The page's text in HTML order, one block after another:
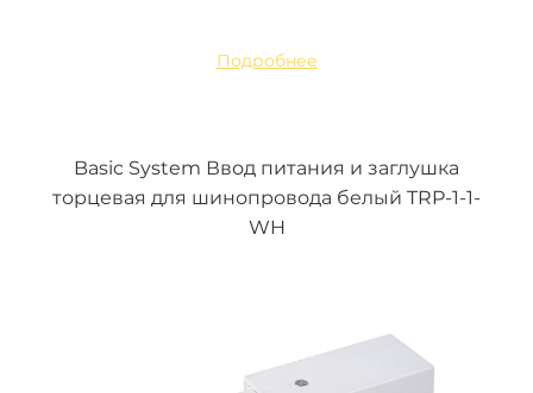
Подробнее
Basic System Ввод питания и заглушка
торцевая для шинопровода белый TRP-1-1-
WH